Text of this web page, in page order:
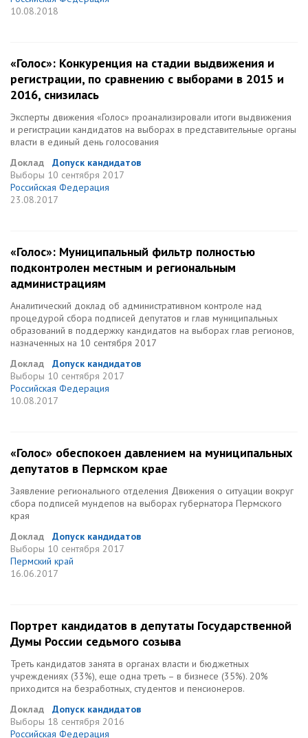
10.08.2018
«Голос»: Конкуренция на стадии выдвижения и
регистрации, по сравнению с выборами в 2015 и
2016, снизилась
Эксперты движения «Голос» проанализировали итоги выдвижения
и регистрации кандидатов на выборах в представительные органы
власти в единый день голосования
Доклад
Допуск кандидатов
Выборы 10 сентября 2017
Российская Федерация
23.08.2017
«Голос»: Муниципальный фильтр полностью
подконтролен местным и региональным
администрациям
Аналитический доклад об административном контроле над
процедурой сбора подписей депутатов и глав муниципальных
образований в поддержку кандидатов на выборах глав регионов,
назначенных на 10 сентября 2017
Доклад
Допуск кандидатов
Выборы 10 сентября 2017
Российская Федерация
10.08.2017
«Голос» обеспокоен давлением на муниципальных
депутатов в Пермском крае
Заявление регионального отделения Движения о ситуации вокруг
сбора подписей мундепов на выборах губернатора Пермского
края
Доклад
Допуск кандидатов
Выборы 10 сентября 2017
Пермский край
16.06.2017
Портрет кандидатов в депутаты Государственной
Думы России седьмого созыва
Треть кандидатов занята в органах власти и бюджетных
учреждениях (33%), еще одна треть – в бизнесе (35%). 20%
приходится на безработных, студентов и пенсионеров.
Доклад
Допуск кандидатов
Выборы 18 сентября 2016
Российская Федерация